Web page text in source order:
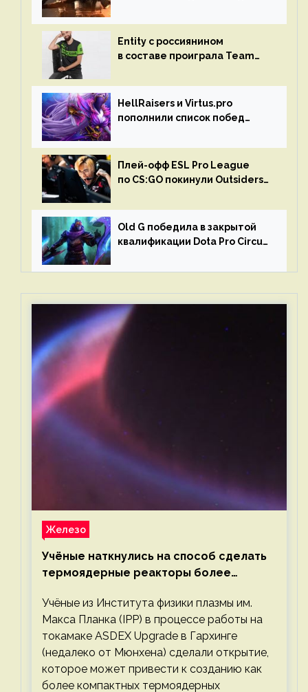
Entity с россиянином
в составе проиграла Team
HellRaisers и Virtus.pro
пополнили список побед
Плей-офф ESL Pro League
по CS:GO покинули Outsiders
Old G победила в закрытой
квалификации Dota Pro Circuit
Железо
Учёные наткнулись на способ сделать
термоядерные реакторы более
Учёные из Института физики плазмы им.
Макса Планка (IPP) в процессе работы на
токамаке ASDEX Upgrade в Гархинге
(недалеко от Мюнхена) сделали открытие,
которое может привести к созданию как
более компактных термоядерных